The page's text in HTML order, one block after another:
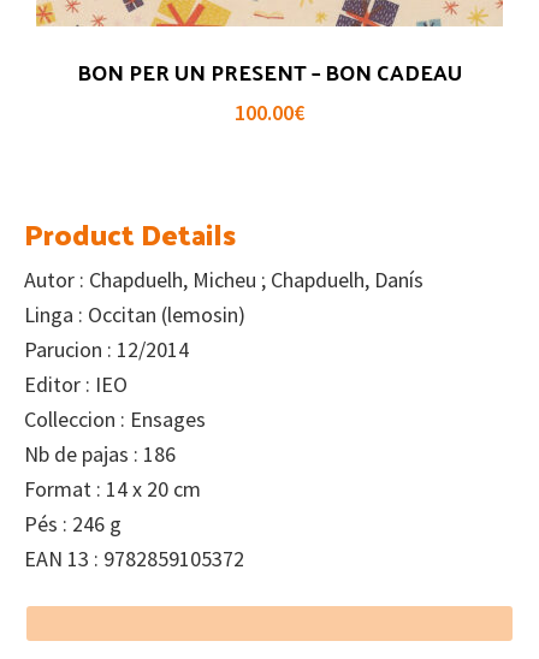
BON PER UN PRESENT – BON CADEAU
100.00€
Product Details
Autor : Chapduelh, Micheu ; Chapduelh, Danís
Linga : Occitan (lemosin)
Parucion : 12/2014
Editor : IEO
Colleccion : Ensages
Nb de pajas : 186
Format : 14 x 20 cm
Pés : 246 g
EAN 13 : 9782859105372
Footer